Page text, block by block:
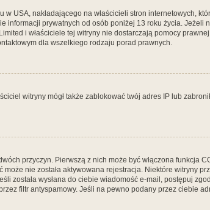
USA, nakładającego na właścicieli stron internetowych,
prywatnych od osób poniżej 13 roku życia.
i właściciele tej witryny nie dostarczają pomocy
dla wszelkiego rodzaju porad prawnych.
witryny mógł także zablokować twój adres IP lub
przyczyn. Pierwszą z nich może być włączona funkcja
nie została aktywowana rejestracja. Niektóre witryny
została wysłana do ciebie wiadomość e-mail, postępuj
filtr antyspamowy. Jeśli na pewno podany przez ciebie